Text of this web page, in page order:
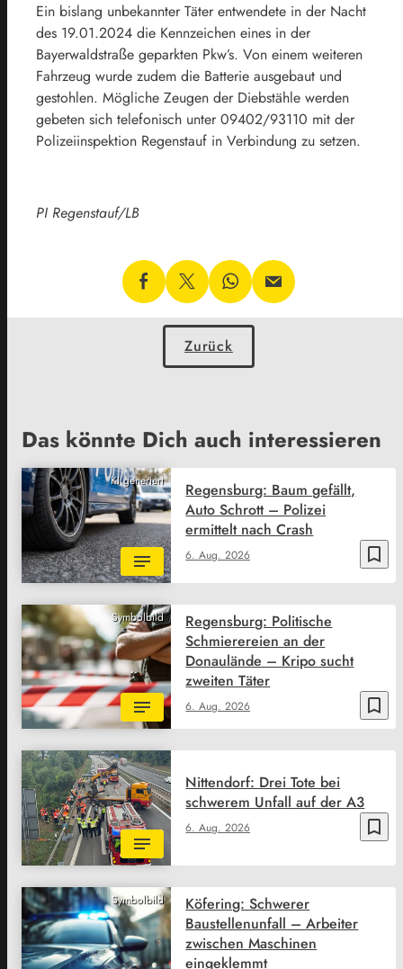
Ein bislang unbekannter Täter entwendete in der Nacht
des 19.01.2024 die Kennzeichen eines in der
Bayerwaldstraße geparkten Pkw’s. Von einem weiteren
Fahrzeug wurde zudem die Batterie ausgebaut und
gestohlen. Mögliche Zeugen der Diebstähle werden
gebeten sich telefonisch unter 09402/93110 mit der
Polizeiinspektion Regenstauf in Verbindung zu setzen.
PI Regenstauf/LB
Zurück
Das könnte Dich auch interessieren
KI generiert
bookmark_border
6. Aug. 2026
Regensburg: Baum gefällt,
Auto Schrott – Polizei
ermittelt nach Crash
Symbolbild
bookmark_border
6. Aug. 2026
Regensburg: Politische
Schmierereien an der
Donaulände – Kripo sucht
zweiten Täter
bookmark_border
6. Aug. 2026
Nittendorf: Drei Tote bei
schwerem Unfall auf der A3
Symbolbild
Köfering: Schwerer
Baustellenunfall – Arbeiter
zwischen Maschinen
eingeklemmt